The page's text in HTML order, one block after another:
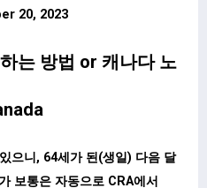
20, 2023
는 방법 or 캐나다 노
으니, 64세가 된(생일) 다음 달
보통은 자동으로 CRA에서